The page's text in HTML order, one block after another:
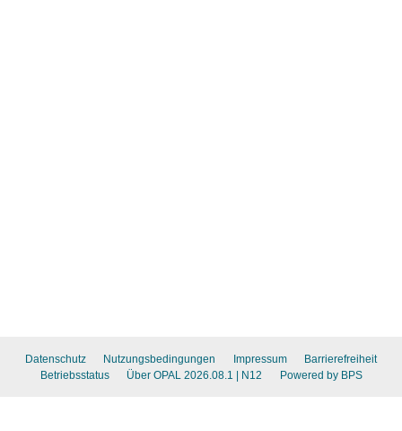
Datenschutz Nutzungsbedingungen Impressum
Barrierefreiheit
Betriebsstatus
Über OPAL 2026.08.1 | N12 Powered by BPS